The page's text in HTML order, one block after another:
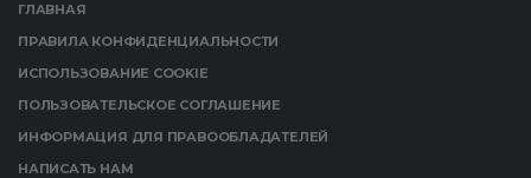
ГЛАВНАЯ
ПРАВИЛА КОНФИДЕНЦИАЛЬНОСТИ
ИСПОЛЬЗОВАНИЕ COOKIE
ПОЛЬЗОВАТЕЛЬСКОЕ СОГЛАШЕНИЕ
ИНФОРМАЦИЯ ДЛЯ ПРАВООБЛАДАТЕЛЕЙ
НАПИСАТЬ НАМ